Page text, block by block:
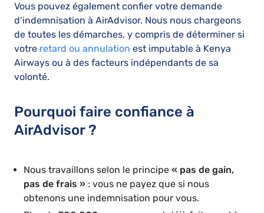
Vous pouvez également confier votre demande
d’indemnisation à AirAdvisor. Nous nous chargeons
de toutes les démarches, y compris de déterminer si
votre retard ou annulation est imputable à Kenya
Airways ou à des facteurs indépendants de sa
volonté.
Pourquoi faire confiance à
AirAdvisor ?
Nous travaillons selon le principe « pas de gain,
pas de frais » : vous ne payez que si nous
obtenons une indemnisation pour vous.